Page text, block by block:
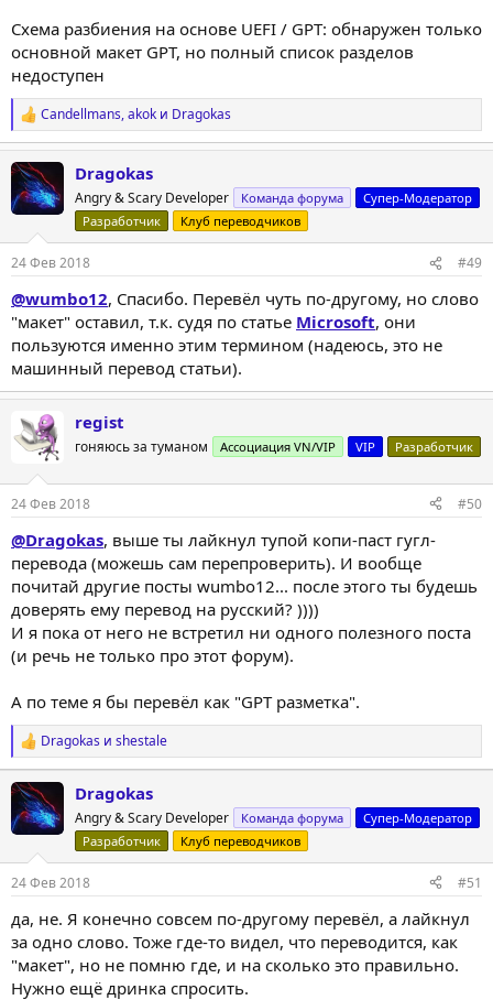
Схема разбиения на основе UEFI / GPT: обнаружен только
основной макет GPT, но полный список разделов
недоступен
Р
е
к
ц
:
Candellmans,akok и Dragokas
Dragokas
Angry & Scary Developer Команда форума
Супер-Модератор
Разработчик
Клуб переводчиков
24 Фев 2018 #49
@wumbo12, Спасибо. Перевёл чуть по-другому, но слово
"макет" оставил, т.к. судя по статье Microsoft, они
пользуются именно этим термином (надеюсь, это не
машинный перевод статьи).
regist
гоняюсь за туманом Ассоциация VN/VIP VIP Разработчик
24 Фев 2018 #50
@Dragokas, выше ты лайкнул тупой копи-паст гугл-
перевода (можешь сам перепроверить). И вообще
почитай другие посты wumbo12... после этого ты будешь
доверять ему перевод на русский? ))))
И я пока от него не встретил ни одного полезного поста
(и речь не только про этот форум).
А по теме я бы перевёл как "GPT разметка".
Р
е
а
к
ц
и
Dragokas и shestale
Dragokas
Angry & Scary Developer Команда форума
Супер-Модератор
Разработчик
Клуб переводчиков
24 Фев 2018 #51
да, не. Я конечно совсем по-другому перевёл, а лайкнул
за одно слово. Тоже где-то видел, что переводится, как
"макет", но не помню где, и на сколько это правильно.
Нужно ещё дринка спросить.